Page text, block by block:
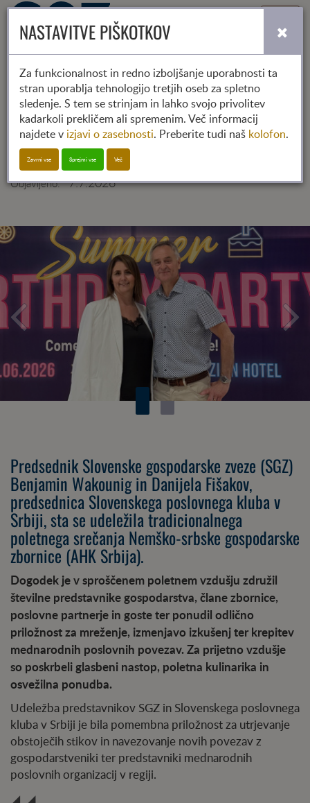
Predsednik Benjamin Wakounig na
tradicionalnem poletnem sprejemu
AHK Srbija v Beogradu
Objavljeno: 7.7.2026
Previous
Predsednik Slovenske gospodarske zveze (SGZ)
Benjamin Wakounig in Danijela Fišakov,
predsednica Slovenskega poslovnega kluba v
Srbiji, sta se udeležila tradicionalnega
poletnega srečanja Nemško-srbske gospodarske
zbornice (AHK Srbija).
Dogodek je v sproščenem poletnem vzdušju združil
številne predstavnike gospodarstva, člane zbornice,
poslovne partnerje in goste ter ponudil odlično
priložnost za mreženje, izmenjavo izkušenj ter krepitev
mednarodnih poslovnih povezav. Za prijetno vzdušje
so poskrbeli glasbeni nastop, poletna kulinarika in
osvežilna ponudba.
Udeležba predstavnikov SGZ in Slovenskega poslovnega
kluba v Srbiji je bila pomembna priložnost za utrjevanje
obstoječih stikov in navezovanje novih povezav z
gospodarstveniki ter predstavniki mednarodnih
poslovnih organizacij v regiji.
NASTAVITVE PIŠKOTKOV
Za funkcionalnost in redno izboljšanje uporabnosti ta
stran uporablja tehnologijo tretjih oseb za spletno
sledenje. S tem se strinjam in lahko svojo privolitev
kadarkoli prekličem ali spremenim. Več informacij
najdete v izjavi o zasebnosti. Preberite tudi naš kolofon.
Zavrni vse Sprejmi vse Več